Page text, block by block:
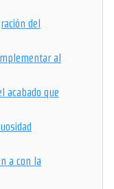
del
al
acabado que
a con la